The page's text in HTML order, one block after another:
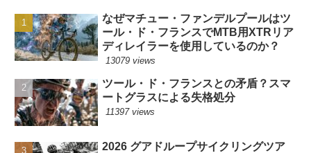
なぜマチュー・ファンデルプールはツ
ール・ド・フランスでMTB用XTRリア
ディレイラーを使用しているのか？
13079 views
ツール・ド・フランスとの矛盾？スマ
ートグラスによる失格処分
11397 views
2026 グアドループサイクリングツア